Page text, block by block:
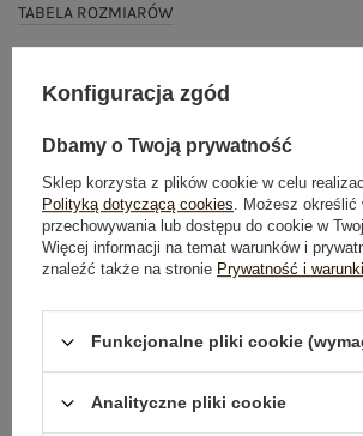
TABELA ROZMIARÓW
Dostawaod 7,99 zł
Wysyłka wponiedziałek
Konfiguracja zgód
Dbamy o Twoją prywatność
Sklep korzysta z plików cookie w celu
Polityką dotyczącą cookies. Możesz określić
przechowywania lub dostępu do cookie w
Więcej informacji na temat warunków i
znaleźć także na stronie Prywatność i
Funkcjonalne pliki cookie
Analityczne pliki cookie